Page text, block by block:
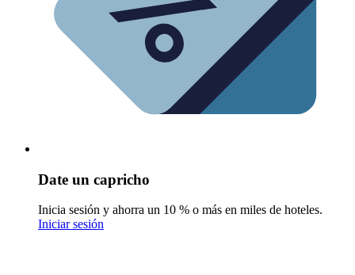
Date un capricho
Inicia sesión y ahorra un 10 % o más en miles de hoteles.
Iniciar sesión